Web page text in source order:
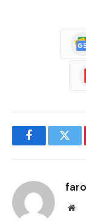
Facebook